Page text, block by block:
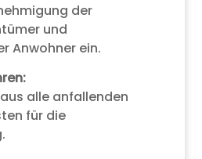
der
und
Anwohner ein.
alle anfallenden
für die